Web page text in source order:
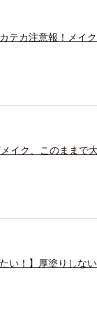
テカ注意報！メイ
イク、このままで
たい！】厚塗りしな